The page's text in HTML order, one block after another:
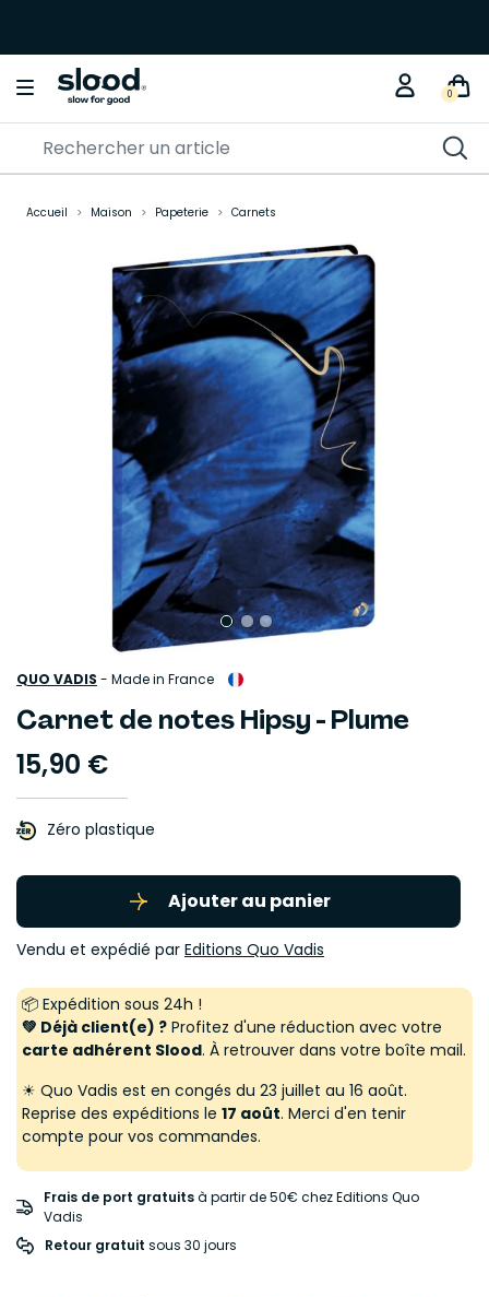
0
Accueil Maison Papeterie Carnets
QUO VADIS - Made in France
Carnet de notes Hipsy - Plume
15,90 €
Zéro plastique
Ajouter au panier
Vendu et expédié par Editions Quo Vadis
📦 Expédition sous 24h !
💚 Déjà client(e) ? Profitez d'une réduction avec votre
carte adhérent Slood. À retrouver dans votre boîte mail.
☀ Quo Vadis est en congés du 23 juillet au 16 août.
Reprise des expéditions le 17 août. Merci d'en tenir
compte pour vos commandes.
Frais de port gratuitsà partir de 50€ chez Editions Quo
Vadis
Retour gratuit sous 30 jours